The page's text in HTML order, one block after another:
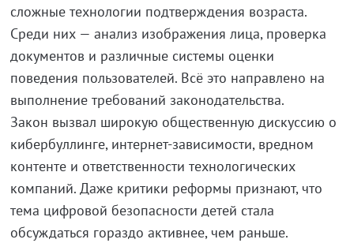
сложные технологии подтверждения возраста.
Среди них — анализ изображения лица, проверка
документов и различные системы оценки
поведения пользователей. Всё это направлено на
выполнение требований законодательства.
Закон вызвал широкую общественную дискуссию о
кибербуллинге, интернет-зависимости, вредном
контенте и ответственности технологических
компаний. Даже критики реформы признают, что
тема цифровой безопасности детей стала
обсуждаться гораздо активнее, чем раньше.